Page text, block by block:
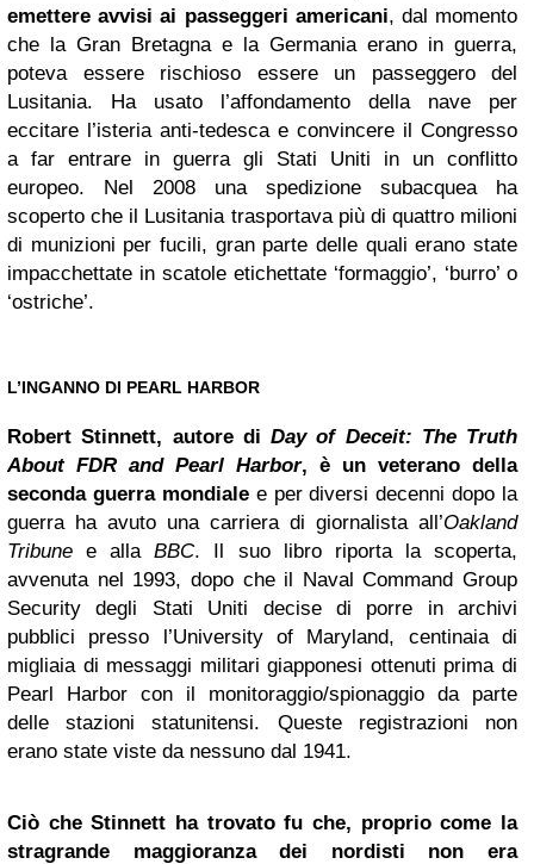
emettere avvisi ai passeggeri americani, dal momento
che la Gran Bretagna e la Germania erano in guerra,
poteva essere rischioso essere un passeggero del
Lusitania. Ha usato l’affondamento della nave per
eccitare l’isteria anti-tedesca e convincere il Congresso
a far entrare in guerra gli Stati Uniti in un conflitto
europeo. Nel 2008 una spedizione subacquea ha
scoperto che il Lusitania trasportava più di quattro milioni
di munizioni per fucili, gran parte delle quali erano state
impacchettate in scatole etichettate ‘formaggio’, ‘burro’ o
‘ostriche’.
L’INGANNO DI PEARL HARBOR
Robert Stinnett, autore di Day of Deceit: The Truth
About FDR and Pearl Harbor, è un veterano della
seconda guerra mondialee per diversi decenni dopo la
guerra ha avuto una carriera di giornalista all’Oakland
Tribune e allaBBC. Il suo libro riporta la scoperta,
avvenuta nel 1993, dopo che il Naval Command Group
Security degli Stati Uniti decise di porre in archivi
pubblici presso l’University of Maryland, centinaia di
migliaia di messaggi militari giapponesi ottenuti prima di
Pearl Harbor con il monitoraggio/spionaggio da parte
delle stazioni statunitensi. Queste registrazioni non
erano state viste da nessuno dal 1941.
Ciò che Stinnett ha trovato fu che, proprio come la
stragrande maggioranza dei nordisti non era